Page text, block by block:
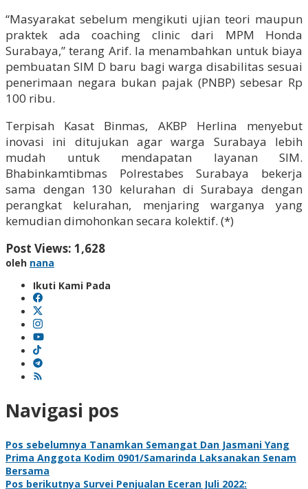
“Masyarakat sebelum mengikuti ujian teori maupun
praktek ada coaching clinic dari MPM Honda
Surabaya,” terang Arif. Ia menambahkan untuk biaya
pembuatan SIM D baru bagi warga disabilitas sesuai
penerimaan negara bukan pajak (PNBP) sebesar Rp
100 ribu.
Terpisah Kasat Binmas, AKBP Herlina menyebut
inovasi ini ditujukan agar warga Surabaya lebih
mudah untuk mendapatan layanan SIM.
Bhabinkamtibmas Polrestabes Surabaya bekerja
sama dengan 130 kelurahan di Surabaya dengan
perangkat kelurahan, menjaring warganya yang
kemudian dimohonkan secara kolektif. (*)
Post Views: 1,628
oleh nana
Ikuti Kami Pada
Navigasi pos
Pos sebelumnya Tanamkan Semangat Dan Jasmani Yang
Prima Anggota Kodim 0901/Samarinda Laksanakan Senam
Bersama
Pos berikutnya Survei Penjualan Eceran Juli 2022: